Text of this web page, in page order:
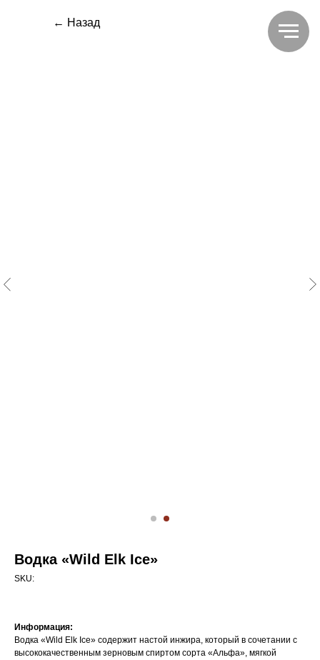
← Назад
Водка «Wild Elk Ice»
SKU:
Информация:
Водка «Wild Elk Ice» содержит настой инжира, который в соче­тании с
высококачественным зерновым спиртом сорта «Альфа», мягкой